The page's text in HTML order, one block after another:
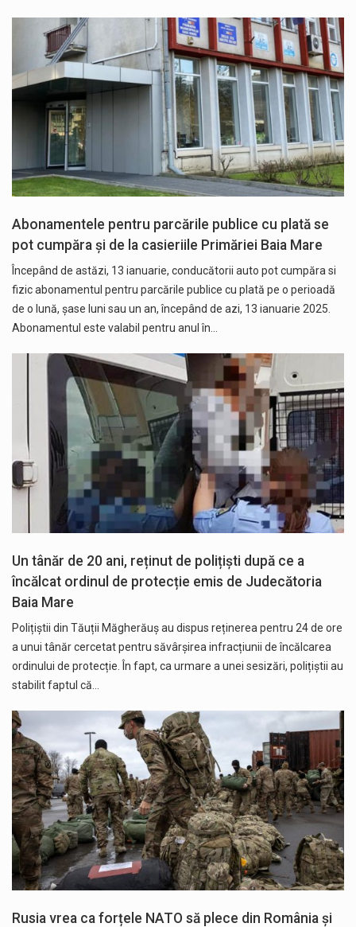
Abonamentele pentru parcările publice cu plată se
pot cumpăra și de la casieriile Primăriei Baia Mare
Începând de astăzi, 13 ianuarie, conducătorii auto pot cumpăra si
fizic abonamentul pentru parcările publice cu plată pe o perioadă
de o lună, șase luni sau un an, începând de azi, 13 ianuarie 2025.
Abonamentul este valabil pentru anul în…
Un tânăr de 20 ani, reținut de polițiști după ce a
încălcat ordinul de protecție emis de Judecătoria
Baia Mare
Polițiștii din Tăuții Măgherăuș au dispus reținerea pentru 24 de ore
a unui tânăr cercetat pentru săvârșirea infracțiunii de încălcarea
ordinului de protecție. În fapt, ca urmare a unei sesizări, polițiștii au
stabilit faptul că…
Rusia vrea ca forțele NATO să plece din România și